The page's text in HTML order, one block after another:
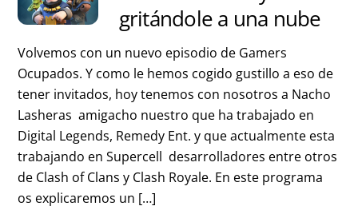
gritándole a una nube
Volvemos con un nuevo episodio de Gamers
Ocupados. Y como le hemos cogido gustillo a eso de
tener invitados, hoy tenemos con nosotros a Nacho
Lasheras amigacho nuestro que ha trabajado en
Digital Legends, Remedy Ent. y que actualmente esta
trabajando en Supercell desarrolladores entre otros
de Clash of Clans y Clash Royale. En este programa
os explicaremos un […]